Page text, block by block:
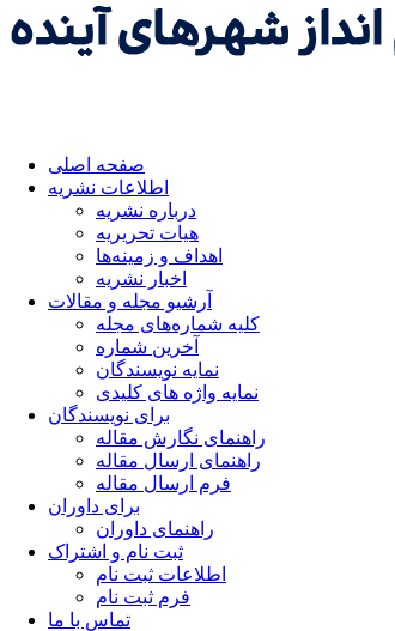
صفحه اصلی
اطلاعات نشریه
درباره نشریه
هیات تحریریه
اهداف و زمینه‌ها
اخبار نشریه
آرشیو مجله و مقالات
کلیه شماره‌های مجله
آخرین شماره
نمایه نویسندگان
نمایه واژه های کلیدی
برای نویسندگان
راهنمای نگارش مقاله
راهنمای ارسال مقاله
فرم ارسال مقاله
برای داوران
راهنمای داوران
ثبت نام و اشتراک
اطلاعات ثبت نام
فرم ثبت نام
تماس با ما